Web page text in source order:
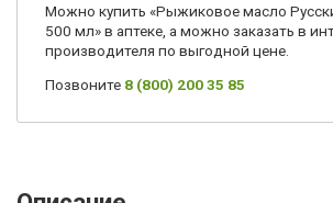
Можно купить «Рыжиковое масло
500 мл» в аптеке, а можно заказать в
производителя по выгодной цене.
Позвоните 8 (800) 200 35 85